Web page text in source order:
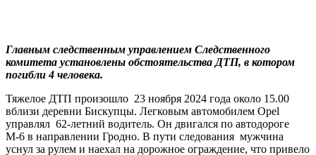
Главным следственным управлением Следственного
комитета установлены обстоятельства ДТП, в котором
погибли 4 человека.
Тяжелое ДТП произошло 23 ноября 2024 года около 15.00
вблизи деревни Бискупцы. Легковым автомобилем Opel
управлял 62-летний водитель. Он двигался по автодороге
М-6 в направлении Гродно. В пути следования мужчина
уснул за рулем и наехал на дорожное ограждение, что привело